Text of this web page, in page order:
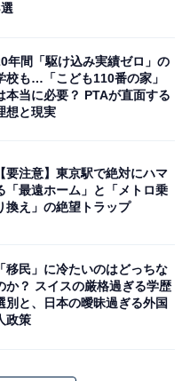
クリーム コーヒー&チョ
わふわとした食感が特
年間「駆け込み実績ゼロ」の
校も…「こども110番の家」
本当に必要？ PTAが直面する
想と現実
【要注意】東京駅で絶対にハマ
「最遠ホーム」と「メトロ乗
換え」の絶望トラップ
「移民」に冷たいのはどっちな
か？ スイスの厳格過ぎる学歴
別と、日本の曖昧過ぎる外国
政策